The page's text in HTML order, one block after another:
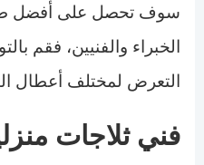
سوف تحصل على أفضل
الخبراء والفنيين، فقم
التعرض لمختلف أعطال
فني ثلاجات